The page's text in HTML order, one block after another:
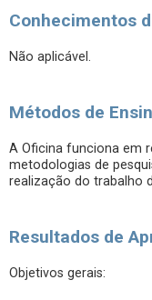
Conhecimentos
Não aplicável.
Métodos de
A Oficina funciona em
metodologias de
realização do trabalho
Resultados de
Objetivos gerais: